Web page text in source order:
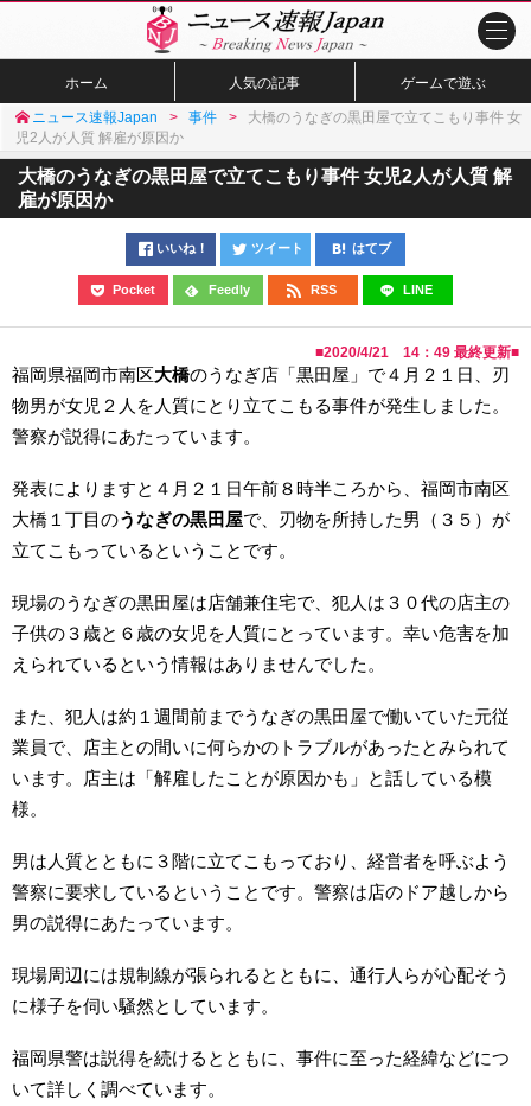
ホーム 人気の記事 ゲームで遊ぶ
ニュース速報Japan 事件
大橋のうなぎの黒田屋で立てこもり事件 女
児2人が人質 解雇が原因か
大橋のうなぎの黒田屋で立てこもり事件 女児2人が人質 解
雇が原因か
いいね！ ツイート はてブ
Pocket Feedly RSS LINE
■2020/4/21 14：49 最終更新■
福岡県福岡市南区大橋のうなぎ店「黒田屋」で４月２１日、刃
物男が女児２人を人質にとり立てこもる事件が発生しました。
警察が説得にあたっています。
発表によりますと４月２１日午前８時半ころから、福岡市南区
大橋１丁目のうなぎの黒田屋で、刃物を所持した男（３５）が
立てこもっているということです。
現場のうなぎの黒田屋は店舗兼住宅で、犯人は３０代の店主の
子供の３歳と６歳の女児を人質にとっています。幸い危害を加
えられているという情報はありませんでした。
また、犯人は約１週間前までうなぎの黒田屋で働いていた元従
業員で、店主との間いに何らかのトラブルがあったとみられて
います。店主は「解雇したことが原因かも」と話している模
様。
男は人質とともに３階に立てこもっており、経営者を呼ぶよう
警察に要求しているということです。警察は店のドア越しから
男の説得にあたっています。
現場周辺には規制線が張られるとともに、通行人らが心配そう
に様子を伺い騒然としています。
福岡県警は説得を続けるとともに、事件に至った経緯などにつ
いて詳しく調べています。